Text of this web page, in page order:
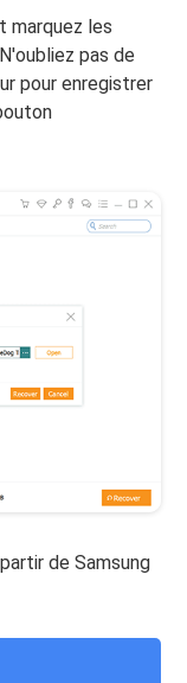
marquez les
pas de
pour enregistrer
de Samsung